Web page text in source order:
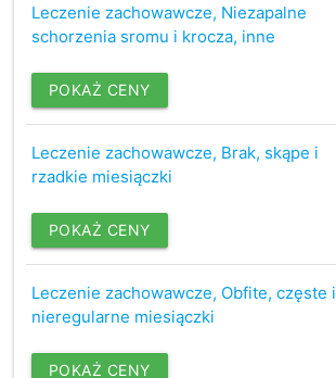
Leczenie zachowawcze, Niezapalne
schorzenia sromu i krocza, inne
POKAŻ CENY
Leczenie zachowawcze, Brak, skąpe i
rzadkie miesiączki
POKAŻ CENY
Leczenie zachowawcze, Obfite, częste i
nieregularne miesiączki
POKAŻ CENY